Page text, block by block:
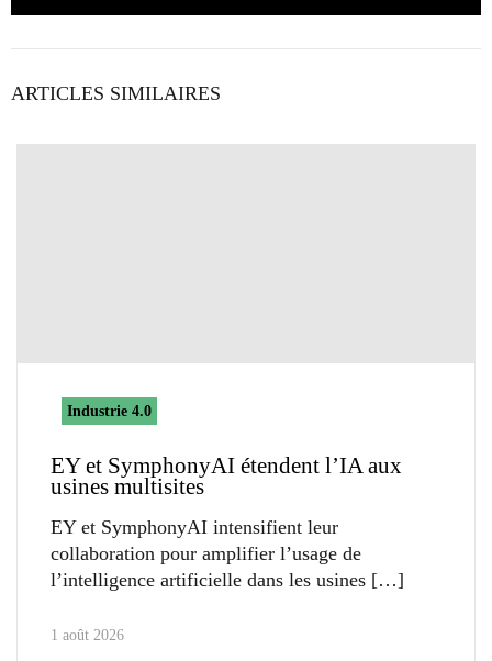
ARTICLES SIMILAIRES
Industrie 4.0
EY et SymphonyAI étendent l’IA aux
usines multisites
EY et SymphonyAI intensifient leur
collaboration pour amplifier l’usage de
l’intelligence artificielle dans les usines
1 août 2026